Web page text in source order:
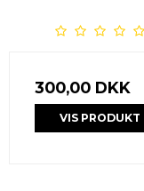
300,00 DKK
VIS PRODUKT